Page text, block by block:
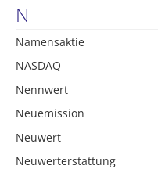
N
Namensaktie
NASDAQ
Nennwert
Neuemission
Neuwert
Neuwerterstattung